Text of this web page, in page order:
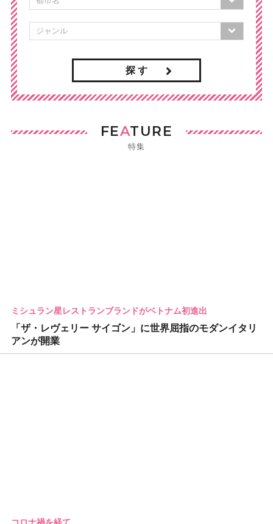
探 す
FEATURE
特集
ミシュラン星レストランブランドがベトナム初進出
「ザ・レヴェリー サイゴン」に世界屈指のモダンイタリ
アンが開業